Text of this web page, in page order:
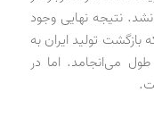
نشد. نتیجه نهایی وجود
تولید ایران به
می‌انجامد. اما در